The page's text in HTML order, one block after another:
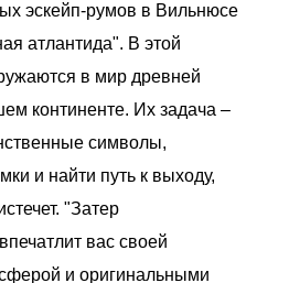
эскейп-румов в Вильнюсе
атлантида". В этой
в мир древней
континенте. Их задача –
символы,
и найти путь к выходу,
"Затер
вас своей
и оригинальными